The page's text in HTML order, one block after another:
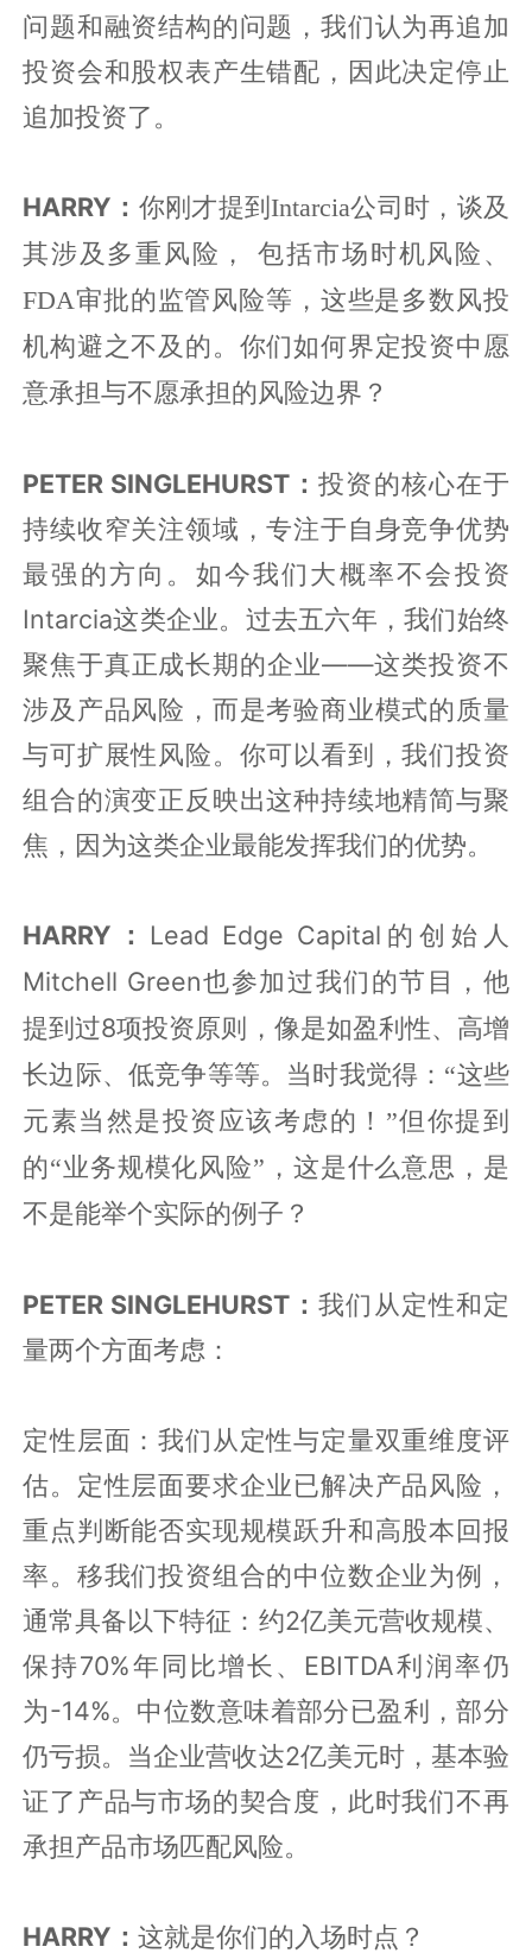
问题和融资结构的问题，我们认为再追加
投资会和股权表产生错配，因此决定停止
追加投资了。
HARRY： 你刚才提到 Intarcia公司时，谈及
其涉及多重风险， 包括市场时机风险、
FDA审批的监管风险等，这些是多数风投
机构避之不及的。你们如何界定投资中愿
意承担与不愿承担的风险边界？
PETER SINGLEHURST：投资的核心在于
持续收窄关注领域，专注于自身竞争优势
最强的方向。如今我们大概率不会投资
Intarcia这类企业。过去五六年，我们始终
聚焦于真正成长期的企业——这类投资不
涉及产品风险，而是考验商业模式的质量
与可扩展性风险。你可以看到，我们投资
组合的演变正反映出这种持续地精简与聚
焦，因为这类企业最能发挥我们的优势。
HARRY： Lead Edge Capital 的创始人
Mitchell Green也参加过我们的节目，他
提到过8项投资原则，像是如盈利性、高增
长边际、低竞争等等。当时我觉得： “这些
元素当然是投资应该考虑的！ ”但你提到
的“业务规模化风险” ，这是什么意思，是
不是能举个实际的例子？
PETER SINGLEHURST：我们从定性和定
量两个方面考虑：
定性层面 ：我们从定性与定量双重维度评
估。定性层面要求企业已解决产品风险，
重点判断能否实现规模跃升和高股本回报
率。移我们投资组合的中位数企业为例，
通常具备以下特征：约2亿美元营收规模、
保持70%年同比增长、EBITDA利润率仍
为-14%。中位数意味着部分已盈利，部分
仍亏损。当企业营收达2亿美元时，基本验
证了产品与市场的契合度，此时我们不再
承担产品市场匹配风险。
HARRY：这就是你们的入场时点？